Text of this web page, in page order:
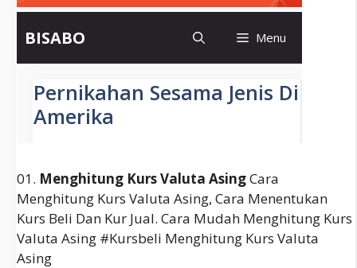
01. Menghitung Kurs Valuta AsingCara
Menghitung Kurs Valuta Asing, Cara Menentukan
Kurs Beli Dan Kur Jual. Cara Mudah Menghitung Kurs
Valuta Asing #kursbeli Menghitung Kurs Valuta
Asing